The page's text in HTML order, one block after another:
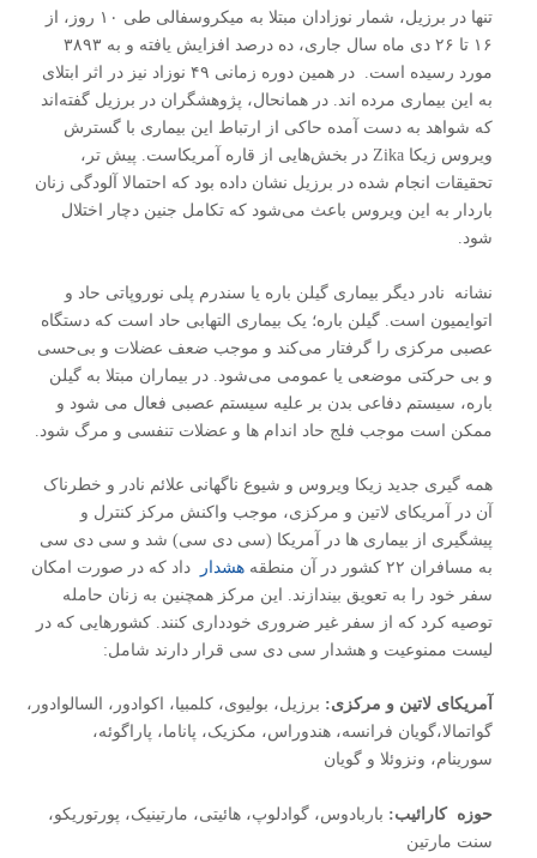
تنها در برزیل، شمار نوزادان مبتلا به میکروسفالی طی ۱۰ روز، از
۱۶ تا ۲۶ دی ماه سال جاری، ده درصد افزایش یافته و به ۳۸۹۳
مورد رسیده است. در همین دوره زمانی ۴۹ نوزاد نیز در اثر ابتلای
به این بیماری مرده اند. در همانحال، پژوهشگران در برزیل گفته‌اند
که شواهد به دست آمده حاکی از ارتباط این بیماری با گسترش
ویروس زیکا Zika در بخش‌هایی از قاره آمریکاست. پیش تر،
تحقیقات انجام شده در برزیل نشان داده بود که احتمالا آلودگی زنان
باردار به این ویروس باعث می‌شود که تکامل جنین دچار اختلال
شود.
نشانه نادر دیگر بیماری گیلن باره یا سندرم پلی نوروپاتی حاد و
اتوایمیون است. گیلن باره؛ یک‌ بیماری التهابی حاد است که‌ دستگاه‌
عصبی‌ مرکزی‌ را گرفتار می‌کند و موجب‌ ضعف‌ عضلات‌ و بی‌حسی
و بی حرکتی موضعی یا عمومی می‌شود. در بیماران مبتلا به گیلن
باره، سیستم دفاعی بدن بر علیه سیستم عصبی فعال می شود و
ممکن است موجب فلج حاد اندام ها و عضلات تنفسی و مرگ شود.
همه گیری جدید زیکا ویروس و شیوع ناگهانی علائم نادر و خطرناک
آن در آمریکای لاتین و مرکزی، موجب واکنش مرکز کنترل و
پیشگیری از بیماری ها در آمریکا (سی دی سی) شد و سی دی سی
به مسافران ۲۲ کشور در آن منطقه
هشدار
داد که در صورت امکان
سفر خود را به تعویق بیندازند. این مرکز همچنین به زنان حامله
توصیه کرد که از سفر غیر ضروری خودداری کنند. کشورهایی که در
لیست ممنوعیت و هشدار سی دی سی قرار دارند شامل:
آمریکای لاتین و مرکزی: برزیل، بولیوی، کلمبیا، اکوادور، السالوادور،
گواتمالا،گویان فرانسه، هندوراس، مکزیک، پاناما، پاراگوئه،
سورینام، ونزوئلا و گویان
حوزه کارائیب: باربادوس، گوادلوپ، هائیتی، مارتینیک، پورتوریکو،
سنت مارتین